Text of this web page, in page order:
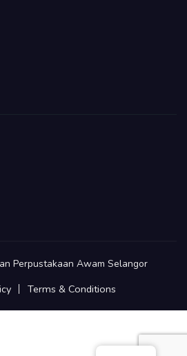
Perpustakaan Awam Selangor
Terms & Conditions